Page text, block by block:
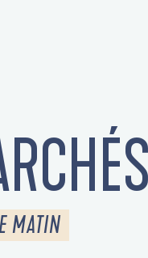
MATIN